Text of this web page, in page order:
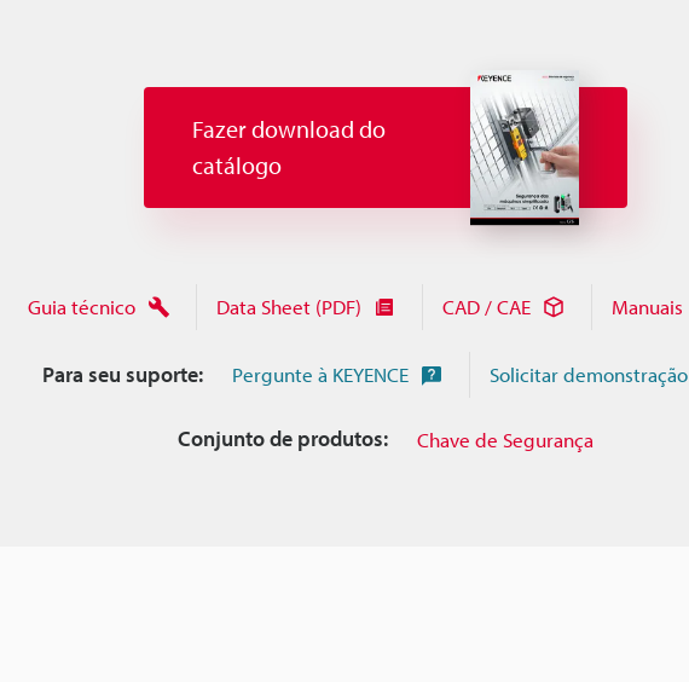
Fazer download do
catálogo
Guia técnico Data Sheet (PDF) CAD / CAE Manuais
Para seu suporte: Pergunte à KEYENCE Solicitar demonstração
Conjunto de produtos: Chave de Segurança